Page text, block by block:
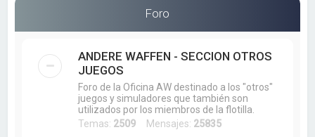
Foro
ANDERE WAFFEN - SECCION OTROS
JUEGOS
Foro de la Oficina AW destinado a los "otros"
juegos y simuladores que también son
utilizados por los miembros de la flotilla.
Temas: 2509 Mensajes: 25835